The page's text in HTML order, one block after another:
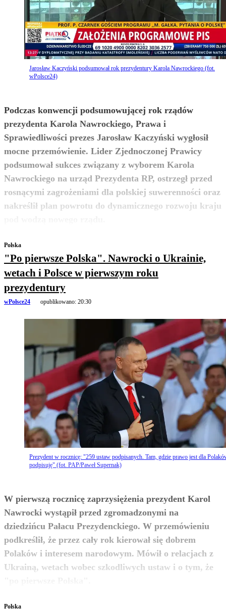
Jarosław Kaczyński podsumował rok prezydentury Karola Nawrockiego (fot.
wPolsce24)
Podczas konwencji podsumowującej rok rządów
prezydenta Karola Nawrockiego, Prawa i
Sprawiedliwości prezes Jarosław Kaczyński wygłosił
mocne przemówienie. Lider Zjednoczonej Prawicy
podsumował sukces związany z wyborem Karola
Nawrockiego na urząd Prezydenta RP, ostrzegł przed
rosnącymi zagrożeniami dla polskiej suwerenności oraz
nakreślił plan powrotu do dynamicznego rozwoju kraju
zobacz więcej
Polska
"Po pierwsze Polska". Nawrocki o Ukrainie,
wetach i Polsce w pierwszym roku
prezydentury
wPolsce24 opublikowano: 20:30
Prezydent w rocznicę: "259 ustaw podpisanych. Tam, gdzie prawo jest dla
podpisuję" (fot. PAP/Paweł Supernak)
W pierwszą rocznicę zaprzysiężenia prezydent Karol
Nawrocki wystąpił przed zgromadzonymi na
dziedzińcu Pałacu Prezydenckiego. W przemówieniu
podkreślił, że przez cały rok kierował się dobrem
Polaków i interesem narodowym. Mówił o relacjach z
Ukrainą, wetach wobec szkodliwych ustaw i o tym, że
zobacz więcej
Polska